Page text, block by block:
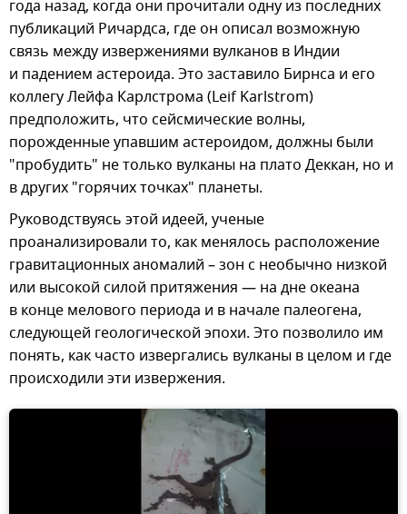
года назад, когда они прочитали одну из последних
публикаций Ричардса, где он описал возможную
связь между извержениями вулканов в Индии
и падением астероида. Это заставило Бирнса и его
коллегу Лейфа Карлстрома (Leif Karlstrom)
предположить, что сейсмические волны,
порожденные упавшим астероидом, должны были
"пробудить" не только вулканы на плато Деккан, но и
в других "горячих точках" планеты.
Руководствуясь этой идеей, ученые
проанализировали то, как менялось расположение
гравитационных аномалий – зон с необычно низкой
или высокой силой притяжения — на дне океана
в конце мелового периода и в начале палеогена,
следующей геологической эпохи. Это позволило им
понять, как часто извергались вулканы в целом и где
происходили эти извержения.